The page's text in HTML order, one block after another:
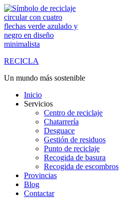
Saltar
al
contenido
RECICLA
Un mundo más sostenible
Inicio
Servicios
Centro de reciclaje
Chatarrería
Desguace
Gestión de residuos
Punto de reciclaje
Recogida de basura
Recogida de escombros
Provincias
Blog
Contactar